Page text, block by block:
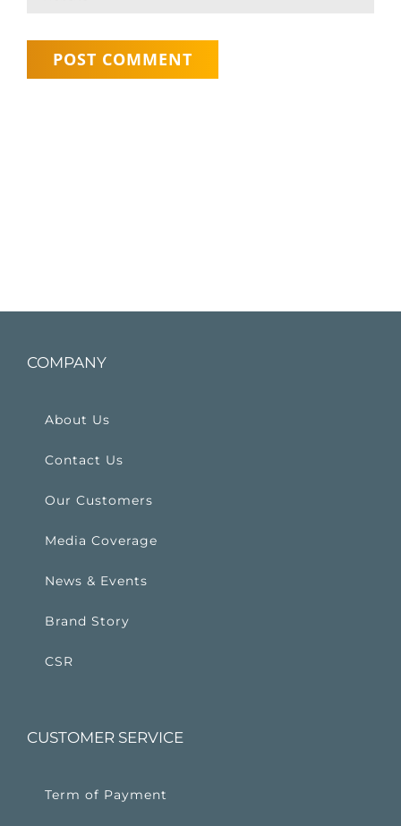
COMPANY
About Us
Contact Us
Our Customers
Media Coverage
News & Events
Brand Story
CSR
CUSTOMER SERVICE
Term of Payment